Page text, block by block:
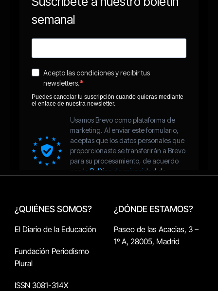
¿QUIÉNES SOMOS?
El Diario de la Educación
Fundación Periodismo
Plural
ISSN 3081-314X
¿DÓNDE ESTAMOS?
Paseo de las Acacias, 3 –
1º A, 28005, Madrid